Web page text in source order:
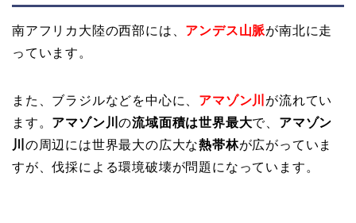
南アフリカ大陸の西部には、 アンデス山脈が南北に走
っています。
また、ブラジルなどを中心に、 アマゾン川 が流れてい
ます。 アマゾン川の流域面積は世界最大で、 アマゾン
川 の周辺には世界最大の広大な熱帯林が広がっていま
すが、伐採による環境破壊が問題になっています。